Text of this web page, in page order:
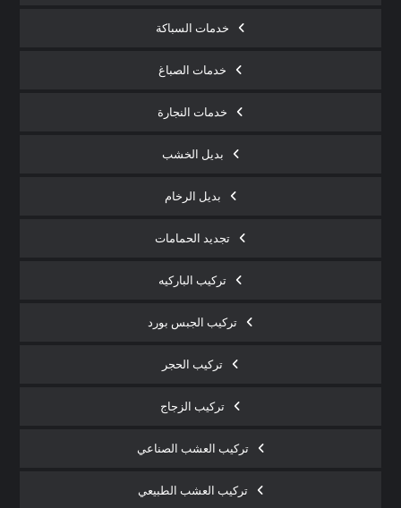
خدمات السباكة
خدمات الصباغ
خدمات النجارة
بديل الخشب
بديل الرخام
تجديد الحمامات
تركيب الباركيه
تركيب الجبس بورد
تركيب الحجر
تركيب الزجاج
تركيب العشب الصناعي
تركيب العشب الطبيعي